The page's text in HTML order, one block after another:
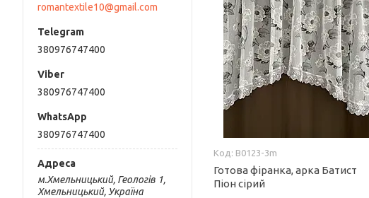
romantextile10@gmail.com
380976747400
380976747400
380976747400
м.Хмельницький, Геологів 1,
Хмельницький, Україна
B0123-3m
Готова фіранка, арка Батист
Піон сірий